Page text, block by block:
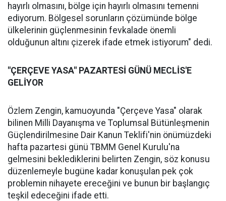
hayırlı olmasını, bölge için hayırlı olmasını temenni
ediyorum. Bölgesel sorunların çözümünde bölge
ülkelerinin güçlenmesinin fevkalade önemli
olduğunun altını çizerek ifade etmek istiyorum" dedi.
"ÇERÇEVE YASA" PAZARTESİ GÜNÜ MECLİS'E
GELİYOR
Özlem Zengin, kamuoyunda "Çerçeve Yasa" olarak
bilinen Milli Dayanışma ve Toplumsal Bütünleşmenin
Güçlendirilmesine Dair Kanun Teklifi'nin önümüzdeki
hafta pazartesi günü TBMM Genel Kurulu'na
gelmesini beklediklerini belirten Zengin, söz konusu
düzenlemeyle bugüne kadar konuşulan pek çok
problemin nihayete ereceğini ve bunun bir başlangıç
teşkil edeceğini ifade etti.